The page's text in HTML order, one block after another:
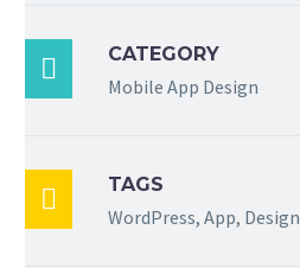
 CATEGORY
Mobile App Design
 TAGS
WordPress, App, Design